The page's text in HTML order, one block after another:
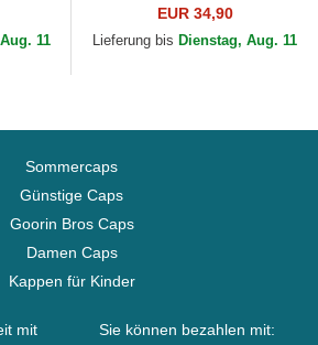
11
Bunny Looney Tunes von
Capslab
EUR 34,90
Lieferung bis Dienstag, Aug. 11
Sommercaps
Günstige Caps
Goorin Bros Caps
Damen Caps
Kappen für Kinder
mit
Sie können bezahlen mit: